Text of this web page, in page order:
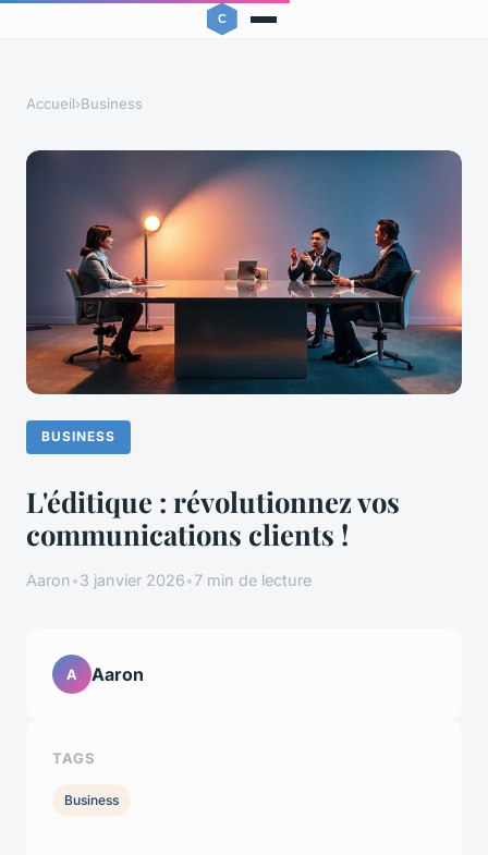
Accueil›Business
BUSINESS
L'éditique : révolutionnez vos
communications clients !
Aaron•3 janvier 2026•7 min de lecture
A Aaron
TAGS
Business